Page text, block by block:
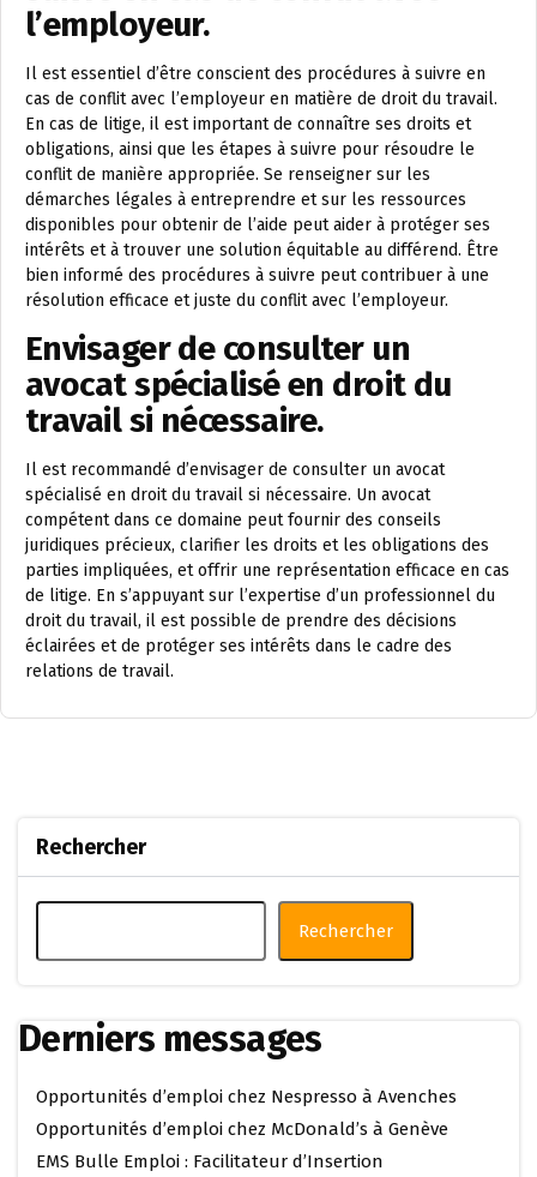
l’employeur.
Il est essentiel d’être conscient des procédures à suivre en
cas de conflit avec l’employeur en matière de droit du travail.
En cas de litige, il est important de connaître ses droits et
obligations, ainsi que les étapes à suivre pour résoudre le
conflit de manière appropriée. Se renseigner sur les
démarches légales à entreprendre et sur les ressources
disponibles pour obtenir de l’aide peut aider à protéger ses
intérêts et à trouver une solution équitable au différend. Être
bien informé des procédures à suivre peut contribuer à une
résolution efficace et juste du conflit avec l’employeur.
Envisager de consulter un
avocat spécialisé en droit du
travail si nécessaire.
Il est recommandé d’envisager de consulter un avocat
spécialisé en droit du travail si nécessaire. Un avocat
compétent dans ce domaine peut fournir des conseils
juridiques précieux, clarifier les droits et les obligations des
parties impliquées, et offrir une représentation efficace en cas
de litige. En s’appuyant sur l’expertise d’un professionnel du
droit du travail, il est possible de prendre des décisions
éclairées et de protéger ses intérêts dans le cadre des
relations de travail.
Rechercher
Rechercher
Derniers messages
Opportunités d’emploi chez Nespresso à Avenches
Opportunités d’emploi chez McDonald’s à Genève
EMS Bulle Emploi : Facilitateur d’Insertion